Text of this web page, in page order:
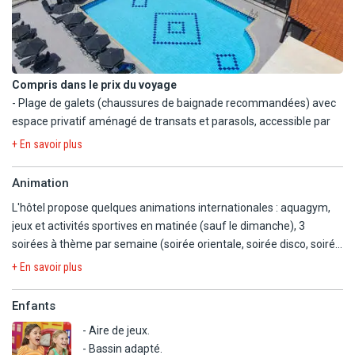
moins de 18 ans,
- Les horaires et le détail de la formule tout inclus des restaurants
sont accessibles sur place selon horaires d'ouverture en vigueur
au sein de l'hôtel au moment de votre séjour.
- Formule tout inclus de 10h à 22h.
- Régimes spécifiques (sans lactose, sans gluten...) sur demande
au moment de la réservation.
- Paniers repas sur demande.
Compris dans le prix du voyage
- Plage de galets (chaussures de baignade recommandées) avec
espace privatif aménagé de transats et parasols, accessible par
des escaliers, à environ 130 m de la réception.
parasols, ouverte de 9h à 19h.
- Espace lecture.
En option payante
+ En savoir plus
Animation
L'hôtel propose quelques animations internationales : aquagym,
jeux et activités sportives en matinée (sauf le dimanche), 3
soirées à thème par semaine (soirée orientale, soirée disco, soirée
grecque et crétoise...). Programme à consulter sur place, selon la
+ En savoir plus
Enfants
- Aire de jeux.
- Bassin adapté.